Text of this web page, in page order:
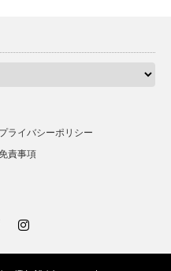
プライバシーポリシー
責事項